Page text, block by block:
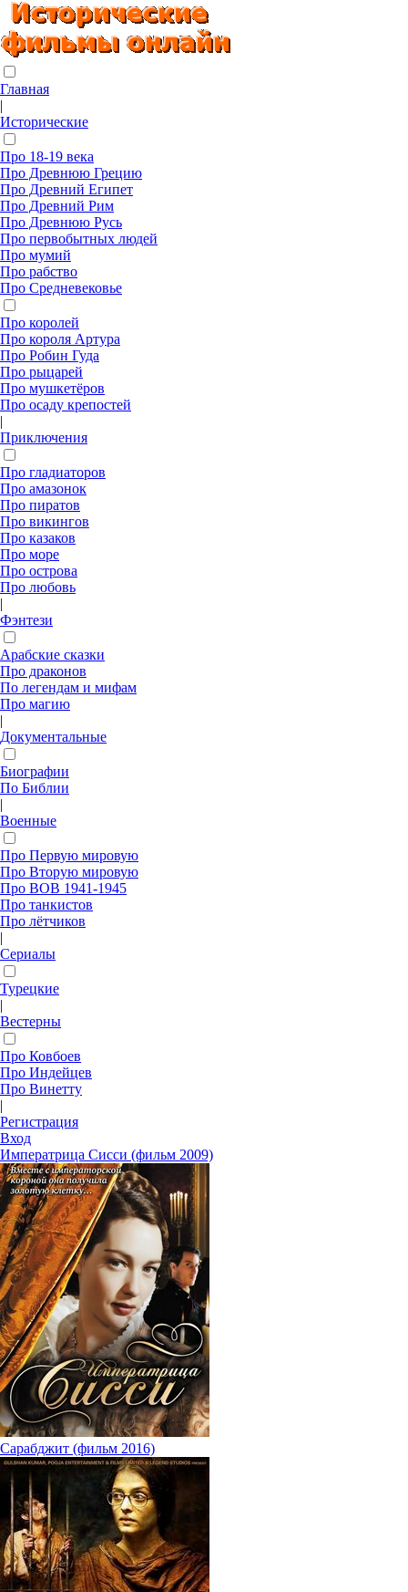
Главная
|
Исторические
Про 18-19 века
Про Древнюю Грецию
Про Древний Египет
Про Древний Рим
Про Древнюю Русь
Про первобытных людей
Про мумий
Про рабство
Про Средневековье
Про королей
Про короля Артура
Про Робин Гуда
Про рыцарей
Про мушкетёров
Про осаду крепостей
|
Приключения
Про гладиаторов
Про амазонок
Про пиратов
Про викингов
Про казаков
Про море
Про острова
Про любовь
|
Фэнтези
Арабские сказки
Про драконов
По легендам и мифам
Про магию
|
Документальные
Биографии
По Библии
|
Военные
Про Первую мировую
Про Вторую мировую
Про ВОВ 1941-1945
Про танкистов
Про лётчиков
|
Сериалы
Турецкие
|
Вестерны
Про Ковбоев
Про Индейцев
Про Винетту
|
Регистрация
Вход
Императрица Сисси (фильм 2009)
Сарабджит (фильм 2016)